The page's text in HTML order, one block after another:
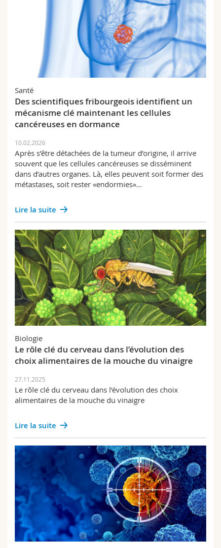
Santé
Des scientifiques fribourgeois identifient un
mécanisme clé maintenant les cellules
cancéreuses en dormance
10.02.2026
Après s’être détachées de la tumeur d’origine, il arrive
souvent que les cellules cancéreuses se disséminent
dans d’autres organes. Là, elles peuvent soit former des
métastases, soit rester «endormies»…
Lire la suite
Biologie
Le rôle clé du cerveau dans l’évolution des
choix alimentaires de la mouche du vinaigre
27.11.2025
Le rôle clé du cerveau dans l’évolution des choix
alimentaires de la mouche du vinaigre
Lire la suite